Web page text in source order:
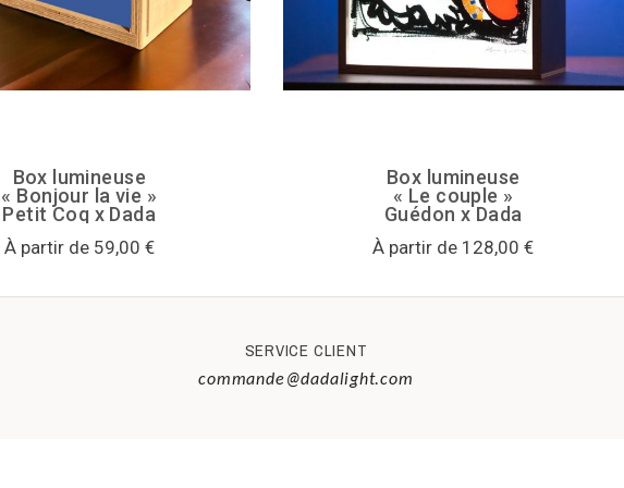
Box lumineuse
« Bonjour la vie »
Petit Coq x Dada
À partir de 59,00 €
Box lumineuse
« Le couple »
Guédon x Dada
À partir de 128,00 €
SERVICE CLIENT
commande@dadalight.com